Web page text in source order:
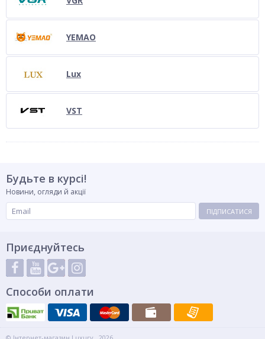
YEMAO
Lux
VST
Будьте в курсі!
Новини, огляди й акції
ПІДПИСАТИСЯ
Приєднуйтесь
Способи оплати